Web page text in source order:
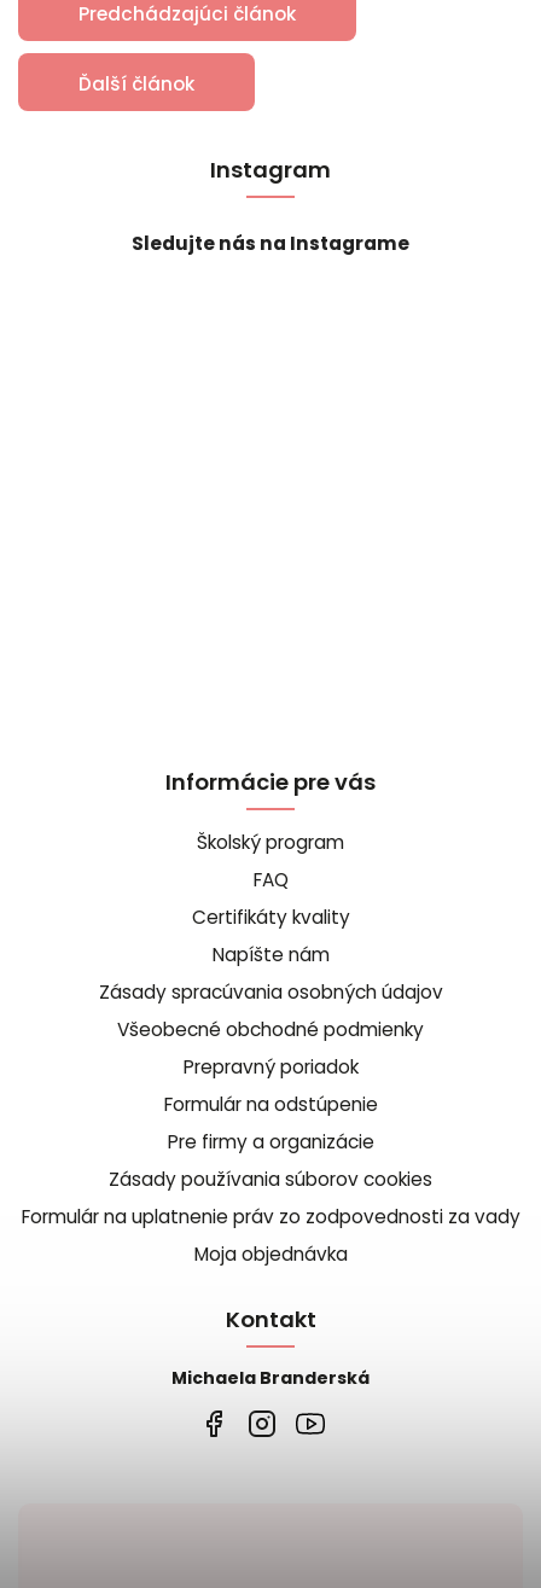
Predchádzajúci článok
Ďalší článok
Instagram
Sledujte nás na Instagrame
Informácie pre vás
Školský program
FAQ
Certifikáty kvality
Napíšte nám
Zásady spracúvania osobných údajov
Všeobecné obchodné podmienky
Prepravný poriadok
Formulár na odstúpenie
Pre firmy a organizácie
Zásady používania súborov cookies
Formulár na uplatnenie práv zo zodpovednosti za vady
Moja objednávka
Kontakt
Michaela Branderská